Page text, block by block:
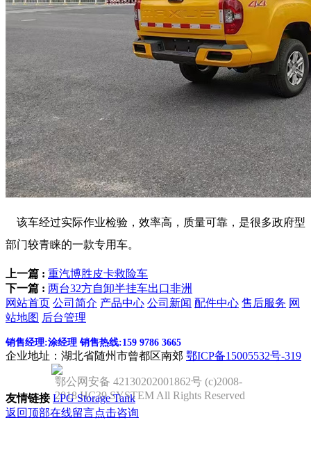
该车经过实际作业检验，效率高，质量可靠，是很多政府型
部门较青睐的一款专用车。
上一篇 : 重汽博胜皮卡救险车
下一篇 : 两台32方自卸半挂车出口非洲
网站首页 公司简介 产品中心 公司新闻 配件中心 售后服务 网
站地图 后台管理
销售经理:涂经理 销售热线:159 9786 3665
企业地址：湖北省随州市曾都区南郊 鄂ICP备15005532号-319
鄂公网安备 42130202001862号 (c)2008-
2018 HC39 SYSTEM All Rights Reserved
友情链接 LPG Storage Tank
返回顶部在线留言点击咨询